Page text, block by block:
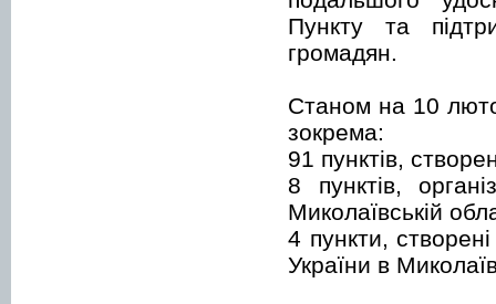
Пункту та
громадян.
Станом на 10
зокрема:
91 пунктів,
8 пунктів,
Миколаївській
4 пункти,
України в